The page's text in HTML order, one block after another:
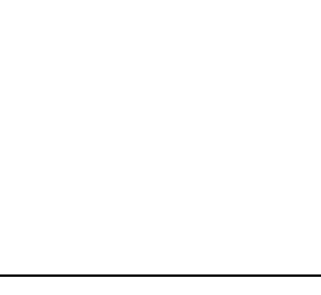
kente "Şanlı" unvanı...